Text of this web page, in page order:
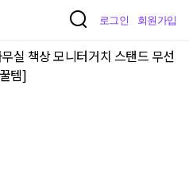
로그인 회원가입